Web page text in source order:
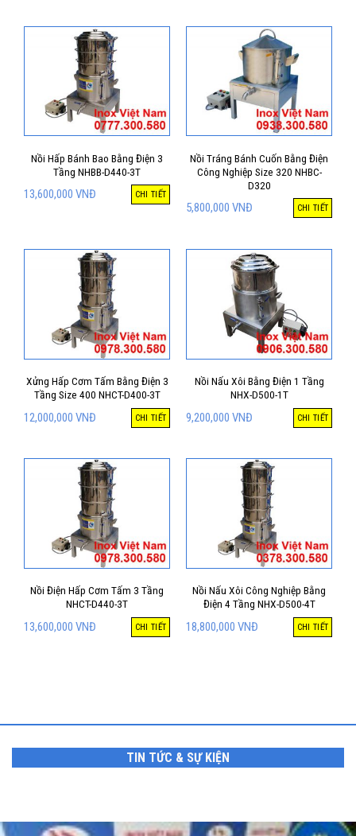
Nồi Hấp Bánh Bao Bằng Điện 3
Tầng NHBB-D440-3T
13,600,000 VNĐ CHI TIẾT
Nồi Tráng Bánh Cuốn Bằng Điện
Công Nghiệp Size 320 NHBC-
D320
5,800,000 VNĐ CHI TIẾT
Xửng Hấp Cơm Tấm Bằng Điện 3
Tầng Size 400 NHCT-D400-3T
12,000,000 VNĐ CHI TIẾT
Nồi Nấu Xôi Bằng Điện 1 Tầng
NHX-D500-1T
9,200,000 VNĐ CHI TIẾT
Nồi Điện Hấp Cơm Tấm 3 Tầng
NHCT-D440-3T
13,600,000 VNĐ CHI TIẾT
Nồi Nấu Xôi Công Nghiệp Bằng
Điện 4 Tầng NHX-D500-4T
18,800,000 VNĐ CHI TIẾT
TIN TỨC & SỰ KIỆN